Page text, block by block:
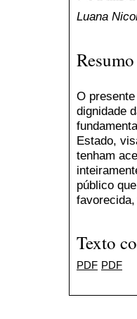
Luana
Resumo
O
dignidade
Estado,
tenham
público
Texto
PDF PDF